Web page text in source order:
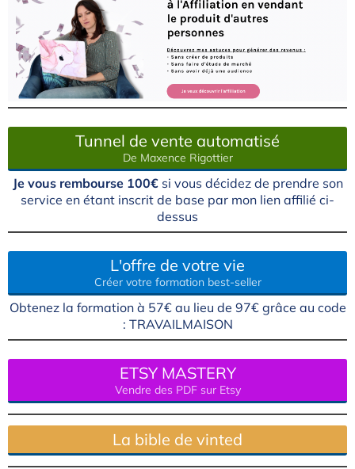
Tunnel de vente automatisé
De Maxence Rigottier
Je vous rembourse 100€ si vous décidez de prendre son
service en étant inscrit de base par mon lien affilié ci-
dessus
L'offre de votre vie
Créer votre formation best-seller
Obtenez la formation à 57€ au lieu de 97€ grâce au code
: TRAVAILMAISON
ETSY MASTERY
Vendre des PDF sur Etsy
La bible de vinted